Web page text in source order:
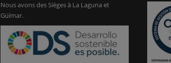
Nous avons des Sièges à La Laguna et
Güímar.